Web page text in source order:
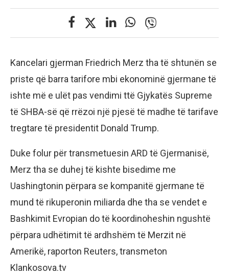
Kancelari gjerman Friedrich Merz tha të shtunën se
priste që barra tarifore mbi ekonominë gjermane të
ishte më e ulët pas vendimi ttë Gjykatës Supreme
të SHBA-së që rrëzoi një pjesë të madhe të tarifave
tregtare të presidentit Donald Trump.
Duke folur për transmetuesin ARD të Gjermanisë,
Merz tha se duhej të kishte bisedime me
Uashingtonin përpara se kompanitë gjermane të
mund të rikuperonin miliarda dhe tha se vendet e
Bashkimit Evropian do të koordinoheshin ngushtë
përpara udhëtimit të ardhshëm të Merzit në
Amerikë, raporton Reuters, transmeton
Klankosova.tv